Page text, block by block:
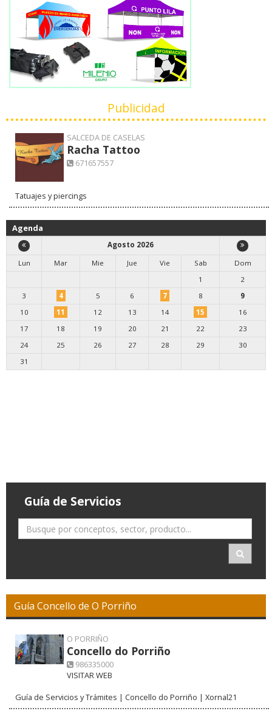
Publicidad
SALCEDA DE CASELAS
Racha Tattoo
671657557
Tatuajes y piercings
Agenda
Agosto 2026
Lun
Mar Mie Jue Vie Sab
Dom
1
2
3
4 5 6 7 8
9
10
11 12 13 14 15
16
17
18 19 20 21 22
23
24
25 26 27 28 29
30
31
Guía de Servicios
Guía Concello de O Porriño
O PORRIÑO
Concello do Porriño
986335000
VISITAR WEB
Guía de Servicios y Trámites | Concello do Porriño | Xornal21